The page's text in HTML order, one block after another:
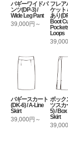
バギーワイドパ
ンツ(DP-3) /
Wide Leg Pant
39,000円～
フレア
ケット
あり
Boot
Loops
バギースカート
(DK-6) / A-Line
Skirt
39,000円～
ボック
ツスカ
5) /
Skirt